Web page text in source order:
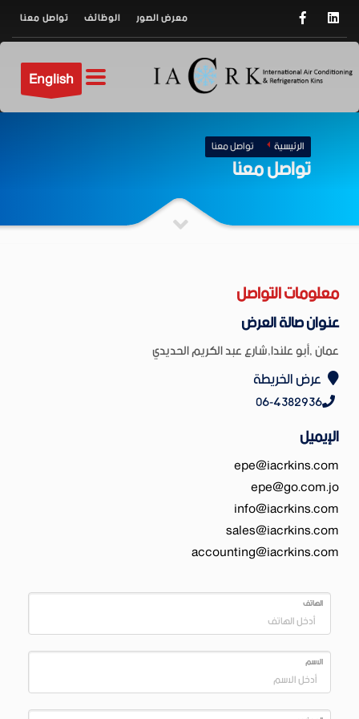
تواصل معنا الوظائف معرض الصور
English
الرئيسية
تواصل معنا
معلومات التواصل
عنوان صالة العرض
عمان ,أبو علندا,شارع عبد الكريم الحديدي
06-4382936
الإيميل
epe@iacrkins.com
epe@go.com.jo
info@iacrkins.com
sales@iacrkins.com
accounting@iacrkins.com
الهاتف
الاسم